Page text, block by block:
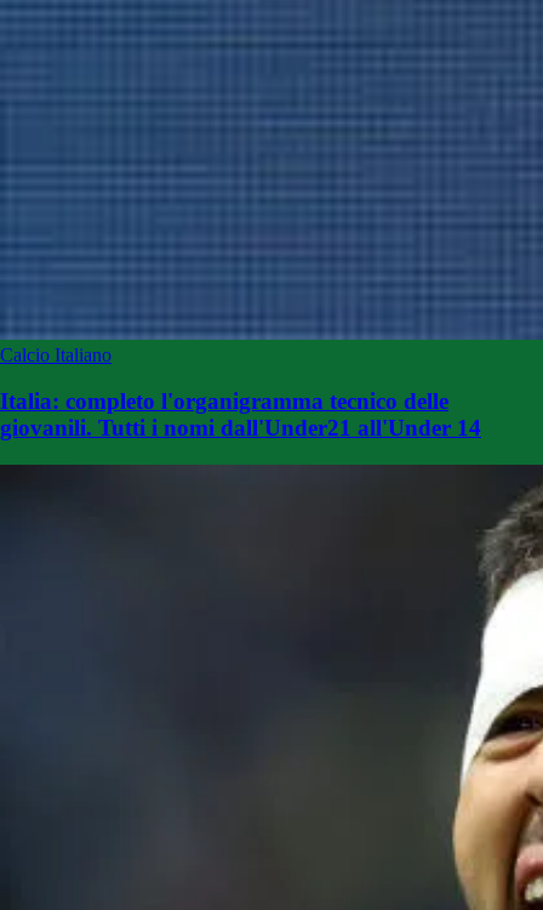
Calcio Italiano
Italia: completo l'organigramma tecnico delle
giovanili. Tutti i nomi dall'Under21 all'Under 14